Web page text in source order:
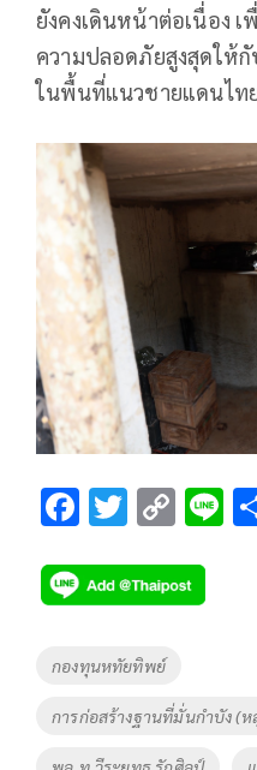
ยังคงเดินหน้าต่อเนื่อง
ความปลอดภัยสูงสุดให้
ในพื้นที่แนวชายแดนไท
F
e
b
o
o
k
T
tt
er
C
p
y
n
k
Li
Tags
กองทุนหทัยทิพย์
การก่อสร้างฐานที่มั่นกำบัง (